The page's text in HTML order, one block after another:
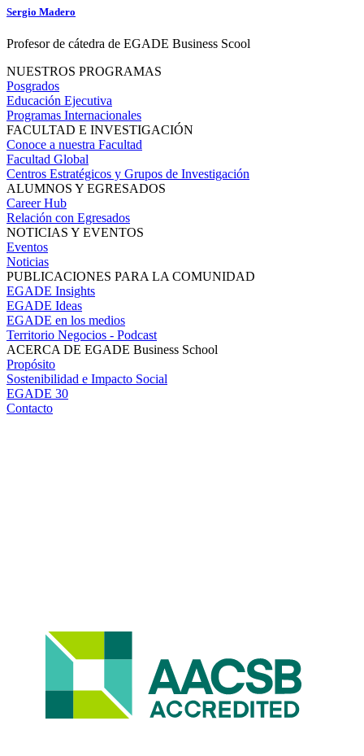
Sergio Madero
Profesor de cátedra de EGADE Business Scool
NUESTROS PROGRAMAS
Posgrados
Educación Ejecutiva
Programas Internacionales
FACULTAD E INVESTIGACIÓN
Conoce a nuestra Facultad
Facultad Global
Centros Estratégicos y Grupos de Investigación
ALUMNOS Y EGRESADOS
Career Hub
Relación con Egresados
NOTICIAS Y EVENTOS
Eventos
Noticias
PUBLICACIONES PARA LA COMUNIDAD
EGADE Insights
EGADE Ideas
EGADE en los medios
Territorio Negocios - Podcast
ACERCA DE EGADE Business School
Propósito
Sostenibilidad e Impacto Social
EGADE 30
Contacto